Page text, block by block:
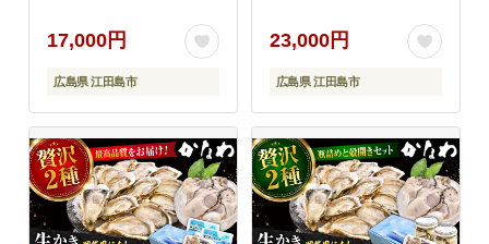
社かなわ [XBP011] 牡
17,000円
広島県 江田島市
社かなわ [XBP012] 牡
23,000円
広島県 江田島市